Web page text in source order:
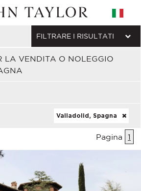
LA VENDITA O NOLEGGIO
FILTRARE I RISULTATI
Valladolid, Spagna
Pagina 1